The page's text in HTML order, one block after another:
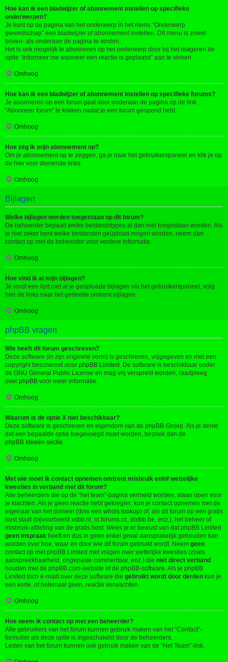
Hoe kan ik een bladwijzer of abonnement instellen op specifieke
onderwerpen?
Je kunt op de pagina van het onderwerp in het menu “Onderwerp
gereedschap” een bladwijzer of abonnement instellen. Dit menu is zowel
boven- als onderaan de pagina te vinden.
Het is ook mogelijk te abonneren op het onderwerp door bij het reageren de
optie “Informeer me wanneer een reactie is geplaatst” aan te vinken.
Omhoog
Hoe kan ik een bladwijzer of abonnement instellen op specifieke forums?
Je abonneren op een forum gaat door onderaan de pagina op de link
“Abonneer forum” te klikken nadat je een forum geopend hebt.
Omhoog
Hoe zeg ik mijn abonnement op?
Om je abonnement op te zeggen, ga je naar het gebruikerspaneel en klik je op
de hier voor dienende links.
Omhoog
Bijlagen
Welke bijlagen worden toegestaan op dit forum?
De beheerder bepaalt welke bestandstypes al dan niet toegestaan worden. Als
je niet zeker bent welke bestanden geüpload mogen worden, neem dan
contact op met de beheerder voor verdere informatie.
Omhoog
Hoe vind ik al mijn bijlagen?
Je vindt een lijst met al je geüploade bijlagen via het gebruikerspaneel, volg
hier de links naar het gedeelte omtrent bijlagen.
Omhoog
phpBB vragen
Wie heeft dit forum geschreven?
Deze software (in zijn originele vorm) is geschreven, vrijgegeven en met een
copyright beschermd door phpBB Limited . De software is beschikbaar onder
de GNU General Public License en mag vrij verspreid worden, raadpleeg
over phpBB voor meer informatie.
Omhoog
Waarom is de optie X niet beschikbaar?
Deze software is geschreven en eigendom van de phpBB-Groep. Als je denkt
dat een bepaalde optie toegevoegd moet worden, bezoek dan de
phpBB Ideeën sectie.
Omhoog
Met wie moet ik contact opnemen omtrent misbruik en/of wettelijke
kwesties in verband met dit forum?
Alle beheerders die op de "het team"-pagina vermeld worden, staan open voor
je klachten. Als je geen reactie hebt gekregen, kun je contact opnemen met de
eigenaar van het domein (dmv een whois lookup) of, als dit forum op een gratis
host staat (bijvoorbeeld xsbb.nl, nl.forums.cc, dotbb.be, enz.), het beheer of
misbruik-afdeling van de gratis host. Wees je er bewust van dat phpBB Limited
geen inspraak heeft en dus in geen enkel geval aansprakelijk gehouden kan
worden over hoe, waar en door wie dit forum gebruikt wordt. Neem geen
contact op met phpBB Limited met vragen over wettelijke kwesties (zoals
aanspreekbaarheid, ongepaste commentaar, enz.) die niet direct verband
houden met de phpBB.com-website of de phpBB-software. Als je phpBB
Limited toch e-mailt over deze software die gebruikt wordt door derden kun je
een korte, of helemaal geen, reactie verwachten.
Omhoog
Hoe neem ik contact op met een beheerder?
Alle gebruikers van het forum kunnen gebruik maken van het “Contact”-
formulier als deze optie is ingeschakeld door de beheerders.
Leden van het forum kunnen ook gebruik maken van de “Het Team”-link.